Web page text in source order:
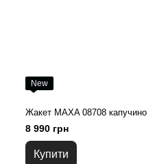
New
Жакет MAXA 08708 капучино
8 990 грн
Купити